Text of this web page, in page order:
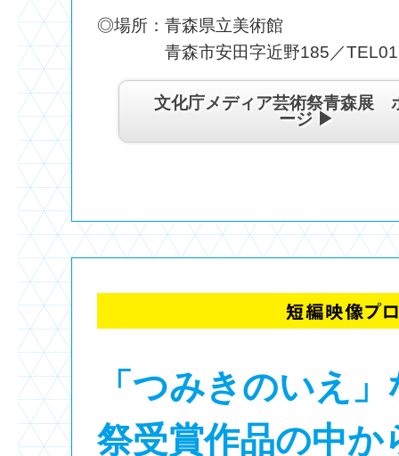
◎場所：青森県立美術館
青森市安田字近野185／
文化庁メディア芸術祭青森展
ージ ▶
「つみきのいえ
祭受賞作品の中か